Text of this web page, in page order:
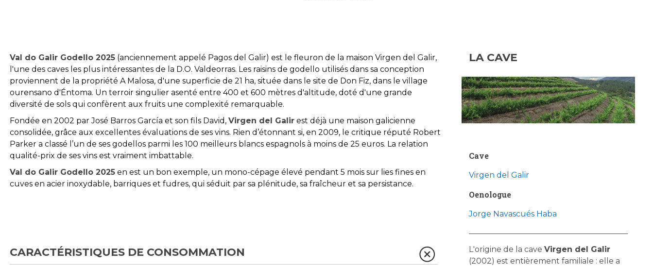
of
the
images
gallery
Val do Galir Godello 2025 (anciennement appelé Pagos del Galir) est le fleuron de la maison Virgen del Galir,
l'une des caves les plus intéressantes de la D.O. Valdeorras. Les raisins de godello utilisés dans sa conception
proviennent de la propriété A Malosa, d'une superficie de 21 ha, située dans le site de Don Fiz, dans le village
ourensano d'Éntoma. Un terroir singulier asenté entre 400 et 600 mètres d'altitude, doté d'une grande
diversité de sols qui confèrent aux fruits une complexité remarquable.
Fondée en 2002 par José Barros García et son fils David, Virgen del Galir est déjà une maison galicienne
consolidée, grâce aux excellentes évaluations de ses vins. Rien d’étonnant si, en 2009, le critique réputé Robert
Parker a classé l’un de ses godellos parmi les 100 meilleurs blancs espagnols à moins de 25 euros. La relation
qualité-prix de ses vins est vraiment imbattable.
Val do Galir Godello 2025 en est un bon exemple, un mono-cépage élevé pendant 5 mois sur lies fines en
cuves en acier inoxydable, barriques et fudres, qui séduit par sa plénitude, sa fraîcheur et sa persistance.
CARACTÉRISTIQUES DE CONSOMMATION
LA CAVE
Cave
Virgen del Galir
Oenologue
Jorge Navascués Haba
L'origine de la cave Virgen del Galir
(2002) est entièrement familiale : elle a